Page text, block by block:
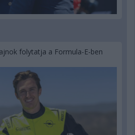
folytatja a Formula-E-ben